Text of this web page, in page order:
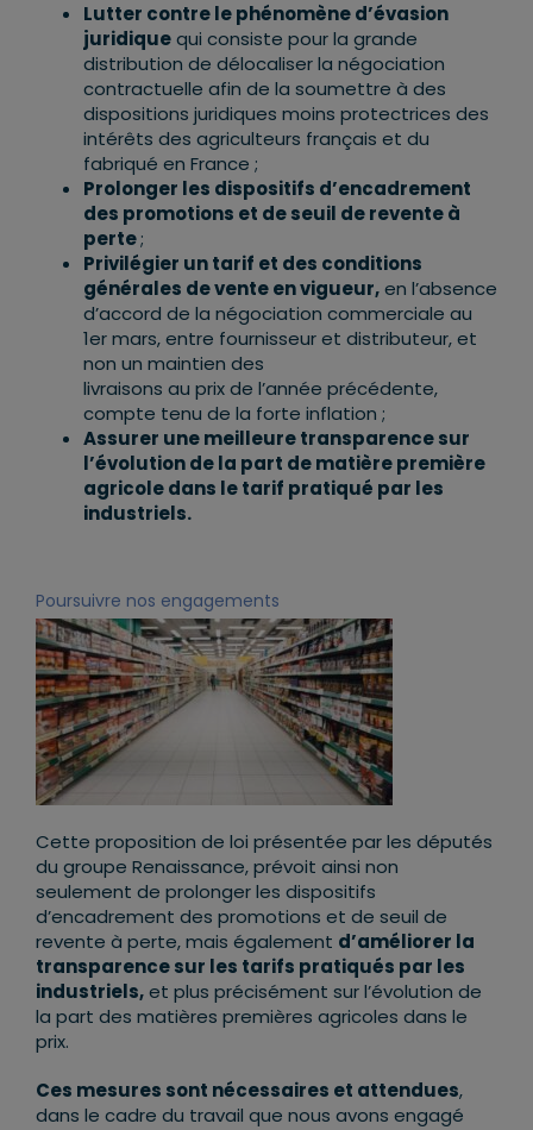
Lutter contre le phénomène d’évasion
juridiquequi consiste pour la grande
distribution de délocaliser la négociation
contractuelle afin de la soumettre à des
dispositions juridiques moins protectrices des
intérêts des agriculteurs français et du
fabriqué en France ;
Prolonger les dispositifs d’encadrement
des promotions et de seuil de revente à
perte;
Privilégier un tarif et des conditions
générales de vente en vigueur,en l’absence
d’accord de la négociation commerciale au
1er mars, entre fournisseur et distributeur, et
non un maintien des
livraisons au prix de l’année précédente,
compte tenu de la forte inflation ;
Assurer une meilleure transparence sur
l’évolution de la part de matière première
agricole dans le tarif pratiqué par les
industriels.
Poursuivre nos engagements
Cette proposition de loi présentée par les députés
du groupe Renaissance, prévoit ainsi non
seulement de prolonger les dispositifs
d’encadrement des promotions et de seuil de
revente à perte, mais également d’améliorer la
transparence sur les tarifs pratiqués par les
industriels,et plus précisément sur l’évolution de
la part des matières premières agricoles dans le
prix.
Ces mesures sont nécessaires et attendues,
dans le cadre du travail que nous avons engagé